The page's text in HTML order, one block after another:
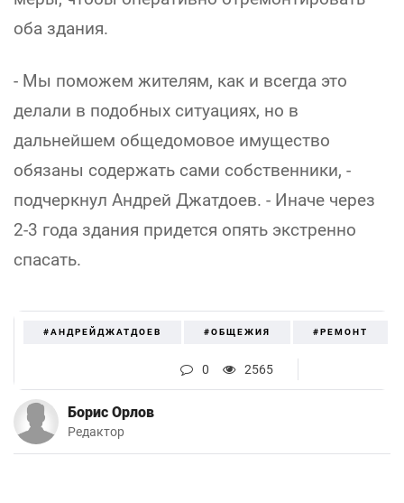
оба здания.
- Мы поможем жителям, как и всегда это
делали в подобных ситуациях, но в
дальнейшем общедомовое имущество
обязаны содержать сами собственники, -
подчеркнул Андрей Джатдоев. - Иначе через
2-3 года здания придется опять экстренно
спасать.
#АНДРЕЙДЖАТДОЕВ #ОБЩЕЖИЯ #РЕМОНТ
0 2565
Борис Орлов
Редактор